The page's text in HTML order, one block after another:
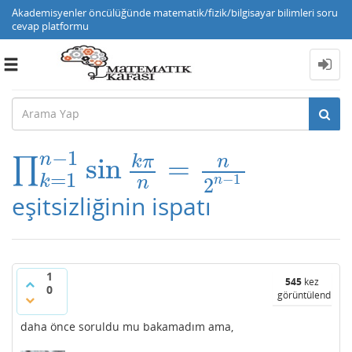
Akademisyenler öncülüğünde matematik/fizik/bilgisayar bilimleri soru
cevap platformu
Toggle
∏ n−1
k=1 sin kπ
n
= n
2n−1
k=1n −1sinkπ n= n2n−
eşitsizliğinin ispatı
1
0
545 kez
görüntülendi
daha önce soruldu mu bakamadım ama,